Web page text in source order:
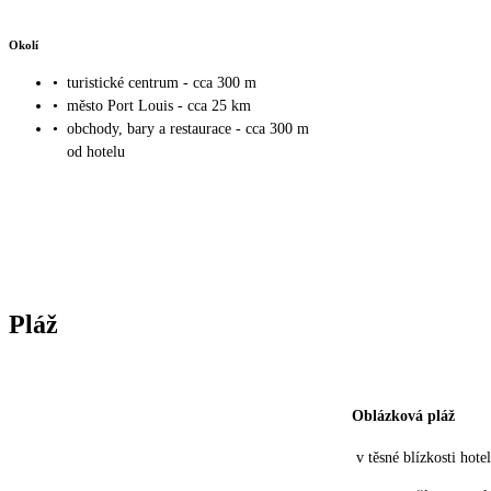
Okolí
• turistické centrum - cca 300 m
• město Port Louis - cca 25 km
• obchody, bary a restaurace - cca 300 m
od hotelu
Pláž
Oblázková pláž
v těsné blízkosti